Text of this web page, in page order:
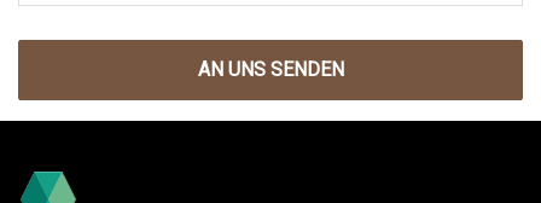
AN UNS SENDEN